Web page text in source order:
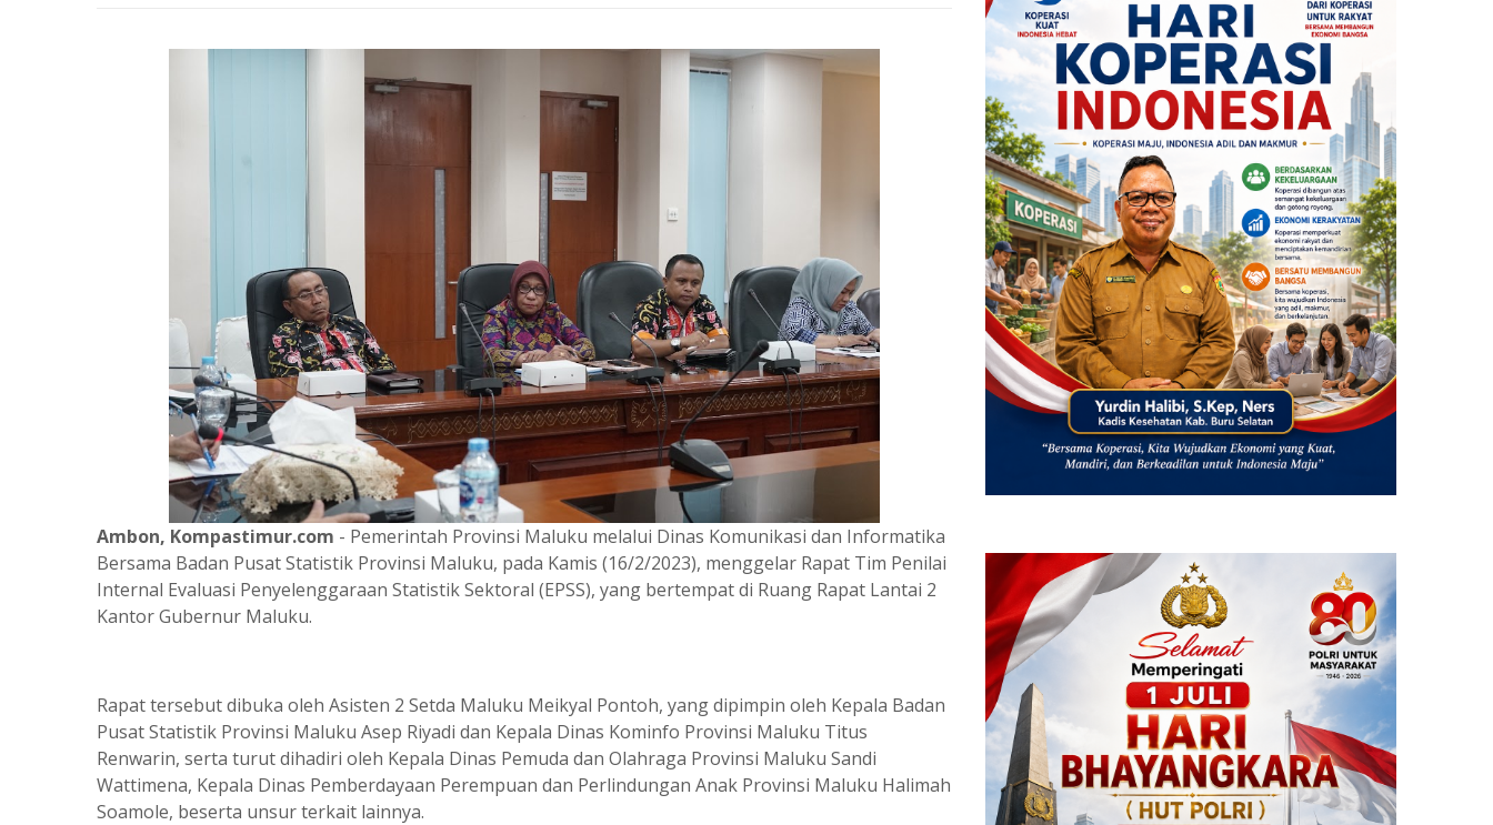
Ambon, Kompastimur.com - Pemerintah Provinsi Maluku melalui Dinas Komunikasi dan Informatika
Bersama Badan Pusat Statistik Provinsi Maluku, pada Kamis (16/2/2023), menggelar Rapat Tim Penilai
Internal Evaluasi Penyelenggaraan Statistik Sektoral (EPSS), yang bertempat di Ruang Rapat Lantai 2
Kantor Gubernur Maluku.
Rapat tersebut dibuka oleh Asisten 2 Setda Maluku Meikyal Pontoh, yang dipimpin oleh Kepala Badan
Pusat Statistik Provinsi Maluku Asep Riyadi dan Kepala Dinas Kominfo Provinsi Maluku Titus
Renwarin, serta turut dihadiri oleh Kepala Dinas Pemuda dan Olahraga Provinsi Maluku Sandi
Wattimena, Kepala Dinas Pemberdayaan Perempuan dan Perlindungan Anak Provinsi Maluku Halimah
Soamole, beserta unsur terkait lainnya.